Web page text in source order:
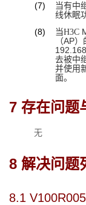
(7)
当有中
线休眠
(8) 当H3C
（AP
去被中
并使用
面。
7 存在问题
无
8 解决问题
8.1 V100R005